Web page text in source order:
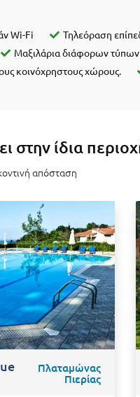
Wi-Fi Τηλεόραση
Μαξιλάρια διάφορων τύπων
κοινόχρηστους χώρους.
στην ίδια
απόσταση
Πλαταμώνας
Πιερίας